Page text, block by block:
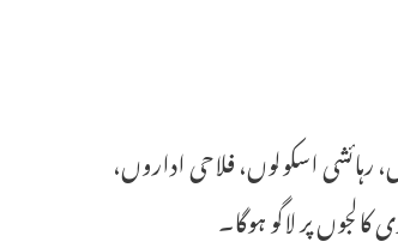
رہائشی اسکولوں، فلاحی اداروں،
پر لاگو ہوگا۔